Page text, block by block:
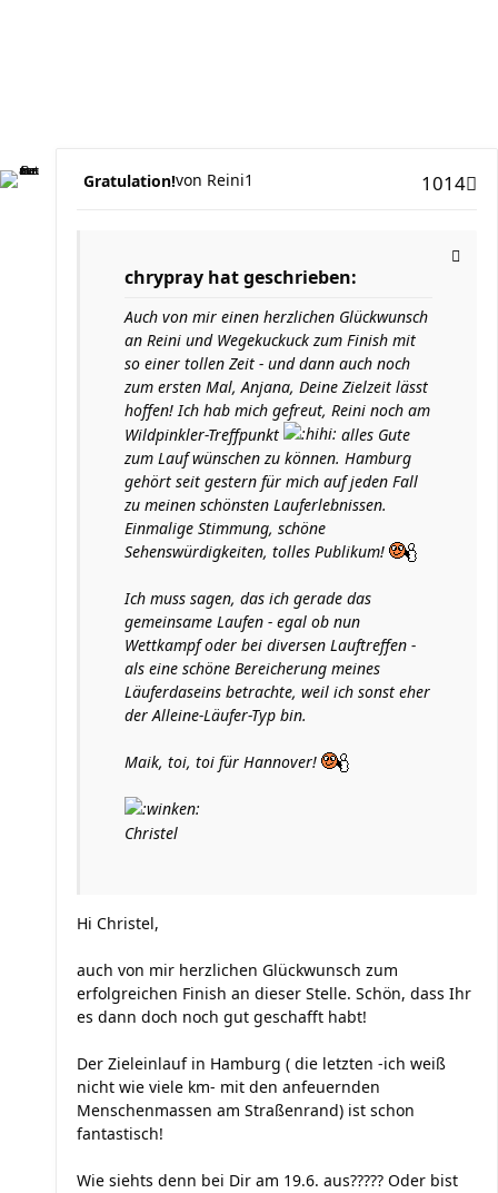
Gratulation! 1014
von Reini1
chrypray hat geschrieben:
Auch von mir einen herzlichen Glückwunsch
an Reini und Wegekuckuck zum Finish mit
so einer tollen Zeit - und dann auch noch
zum ersten Mal, Anjana, Deine Zielzeit lässt
hoffen! Ich hab mich gefreut, Reini noch am
Wildpinkler-Treffpunkt
alles Gute
zum Lauf wünschen zu können. Hamburg
gehört seit gestern für mich auf jeden Fall
zu meinen schönsten Lauferlebnissen.
Einmalige Stimmung, schöne
Sehenswürdigkeiten, tolles Publikum!
Ich muss sagen, das ich gerade das
gemeinsame Laufen - egal ob nun
Wettkampf oder bei diversen Lauftreffen -
als eine schöne Bereicherung meines
Läuferdaseins betrachte, weil ich sonst eher
der Alleine-Läufer-Typ bin.
Maik, toi, toi für Hannover!
Christel
Hi Christel,
auch von mir herzlichen Glückwunsch zum
erfolgreichen Finish an dieser Stelle. Schön, dass Ihr
es dann doch noch gut geschafft habt!
Der Zieleinlauf in Hamburg ( die letzten -ich weiß
nicht wie viele km- mit den anfeuernden
Menschenmassen am Straßenrand) ist schon
fantastisch!
Wie siehts denn bei Dir am 19.6. aus????? Oder bist